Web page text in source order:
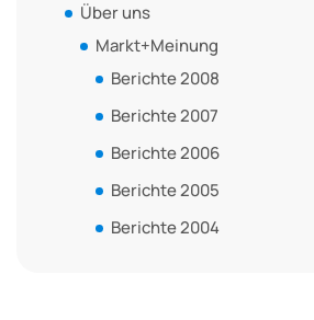
Über uns
Markt+Meinung
Berichte 2008
Berichte 2007
Berichte 2006
Berichte 2005
Berichte 2004